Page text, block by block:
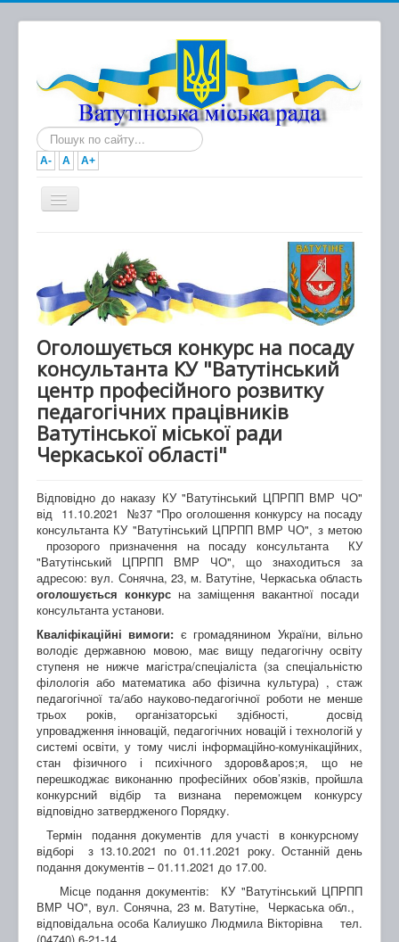
Пошук...
A- A A+
Новини
Документи
Виконавчий комітет
Про місто та громаду
Оголошується конкурс на посаду
консультанта КУ "Ватутінський
центр професійного розвитку
педагогічних працівників
Ватутінської міської ради
Черкаської області"
Відповідно до наказу КУ "Ватутінський ЦПРПП ВМР ЧО"
від 11.10.2021 №37 "Про оголошення конкурсу на посаду
консультанта КУ "Ватутінський ЦПРПП ВМР ЧО", з метою
прозорого призначення на посаду консультанта КУ
"Ватутінський ЦПРПП ВМР ЧО", що знаходиться за
адресою: вул. Сонячна, 23, м. Ватутіне, Черкаська область
оголошується конкурс на заміщення вакантної посади
консультанта установи.
Кваліфікаційні вимоги: є громадянином України, вільно
володіє державною мовою, має вищу педагогічну освіту
ступеня не нижче магістра/спеціаліста (за спеціальністю
філологія або математика або фізична культура) , стаж
педагогічної та/або науково-педагогічної роботи не менше
трьох років, організаторські здібності, досвід
упровадження інновацій, педагогічних новацій і технологій у
системі освіти, у тому числі інформаційно-комунікаційних,
стан фізичного і психічного здоров&apos;я, що не
перешкоджає виконанню професійних обов’язків, пройшла
конкурсний відбір та визнана переможцем конкурсу
відповідно затвердженого Порядку.
Термін подання документів для участі в конкурсному
відборі з 13.10.2021 по 01.11.2021 року. Останній день
подання документів – 01.11.2021 до 17.00.
Місце подання документів: КУ "Ватутінський ЦПРПП
ВМР ЧО", вул. Сонячна, 23 м. Ватутіне, Черкаська обл.,
відповідальна особа Калиушко Людмила Вікторівна тел.
(04740) 6-21-14